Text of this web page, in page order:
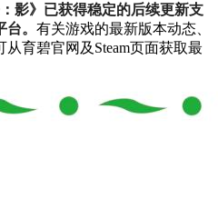
：影》已获得稳定的后续更新支
。 有关游戏的最新版本动态、
育碧官网及Steam页面获取最